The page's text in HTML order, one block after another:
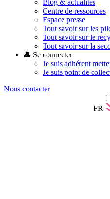
Blog & actualités
Centre de ressources
Espace presse
Tout savoir sur les
Tout savoir sur le
Tout savoir sur la
👤 Se connecter
Je suis adhérent
Je suis point de
Nous contacter
FR